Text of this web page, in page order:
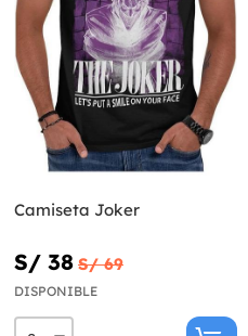
Camiseta Joker
S/ 38 S/ 69
DISPONIBLE